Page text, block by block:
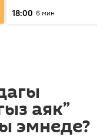
18:00 6 мин
аяк”
эмнеде?